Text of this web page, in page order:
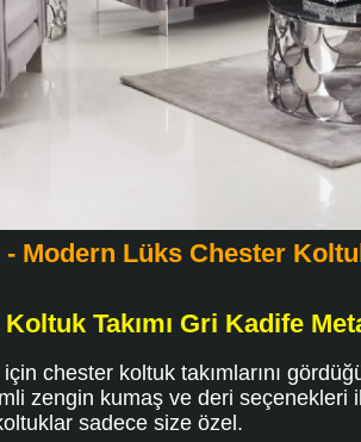
Modern Lüks Chester
Takımı Gri Kadife
chester koltuk takımlarını
zengin kumaş ve deri seçenekleri
sadece size özel.